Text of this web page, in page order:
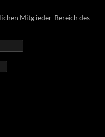
Mitglieder-Bereich des